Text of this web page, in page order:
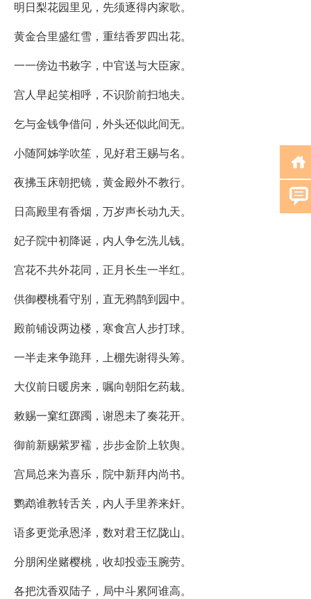
明日梨花园里见，先须逐得内家歌。
黄金合里盛红雪，重结香罗四出花。
一一傍边书敕字，中官送与大臣家。
宫人早起笑相呼，不识阶前扫地夫。
乞与金钱争借问，外头还似此间无。
小随阿姊学吹笙，见好君王赐与名。
夜拂玉床朝把镜，黄金殿外不教行。
日高殿里有香烟，万岁声长动九天。
妃子院中初降诞，内人争乞洗儿钱。
宫花不共外花同，正月长生一半红。
供御樱桃看守别，直无鸦鹊到园中。
殿前铺设两边楼，寒食宫人步打球。
一半走来争跪拜，上棚先谢得头筹。
大仪前日暖房来，嘱向朝阳乞药栽。
敕赐一窠红踯躅，谢恩未了奏花开。
御前新赐紫罗襦，步步金阶上软舆。
宫局总来为喜乐，院中新拜内尚书。
鹦鹉谁教转舌关，内人手里养来奸。
语多更觉承恩泽，数对君王忆陇山。
分朋闲坐赌樱桃，收却投壶玉腕劳。
各把沈香双陆子，局中斗累阿谁高。